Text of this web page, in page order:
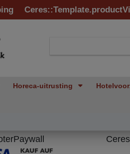
Horeca-uitrusting